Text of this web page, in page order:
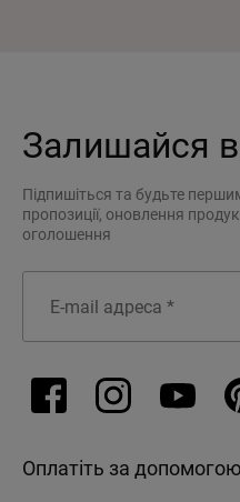
Залишайся в
Підпишіться та будьте
пропозиції, оновлення
оголошення
Оплатіть за допомогою